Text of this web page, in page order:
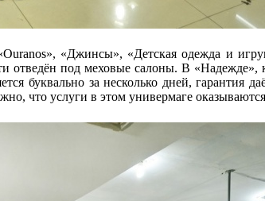
«Джинсы», «Детская одежда и
отведён под меховые салоны. В
буквально за несколько дней, гарантия
что услуги в этом универмаге